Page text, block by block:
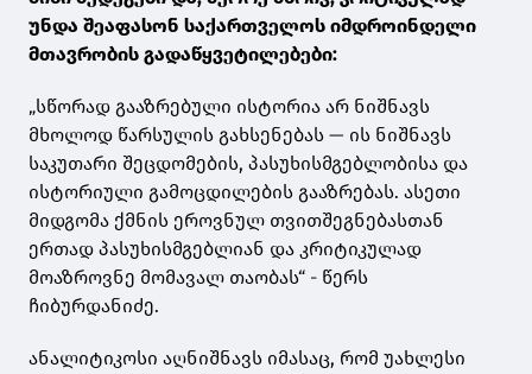
უნდა შეაფასონ საქართველოს იმდროინდელი
მთავრობის გადაწყვეტილებები:
„სწორად გააზრებული ისტორია არ ნიშნავს
მხოლოდ წარსულის გახსენებას — ის ნიშნავს
საკუთარი შეცდომების, პასუხისმგებლობისა და
ისტორიული გამოცდილების გააზრებას. ასეთი
მიდგომა ქმნის ეროვნულ თვითშეგნებასთან
ერთად პასუხისმგებლიან და კრიტიკულად
მოაზროვნე მომავალ თაობას“ - წერს
ჩიბურდანიძე.
ანალიტიკოსი აღნიშნავს იმასაც, რომ უახლესი